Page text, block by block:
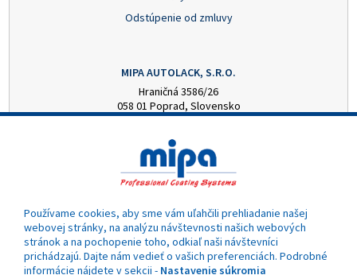
Odstúpenie od zmluvy
MIPA AUTOLACK, S.R.O.
Hraničná 3586/26
058 01 Poprad, Slovensko
mipa@autolack.sk
OTVÁRACIE HODINY
Pondelok - Piatok: 8:00 - 16:00 hod.
Používame cookies, aby sme vám uľahčili prehliadanie našej
webovej stránky, na analýzu návštevnosti našich webových
stránok a na pochopenie toho, odkiaľ naši návštevníci
prichádzajú. Dajte nám vedieť o vašich preferenciách. Podrobné
informácie nájdete v sekcii - Nastavenie súkromia